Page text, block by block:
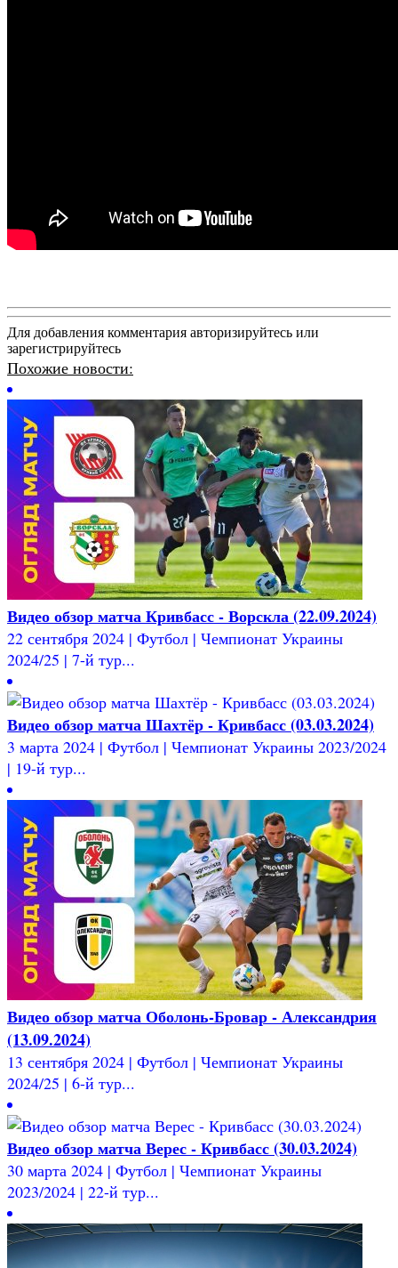
Для добавления комментария авторизируйтесь или
зарегистрируйтесь
Похожие новости:
Видео обзор матча Кривбасс - Ворскла (22.09.2024)
22 сентября 2024 | Футбол | Чемпионат Украины
2024/25 | 7-й тур...
Видео обзор матча Шахтёр - Кривбасс (03.03.2024)
3 марта 2024 | Футбол | Чемпионат Украины 2023/2024
| 19-й тур...
Видео обзор матча Оболонь-Бровар - Александрия
(13.09.2024)
13 сентября 2024 | Футбол | Чемпионат Украины
2024/25 | 6-й тур...
Видео обзор матча Верес - Кривбасс (30.03.2024)
30 марта 2024 | Футбол | Чемпионат Украины
2023/2024 | 22-й тур...